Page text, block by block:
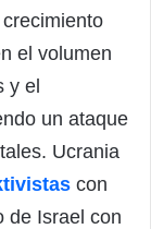
el volumen
y el
un ataque
Ucrania
con
de Israel con